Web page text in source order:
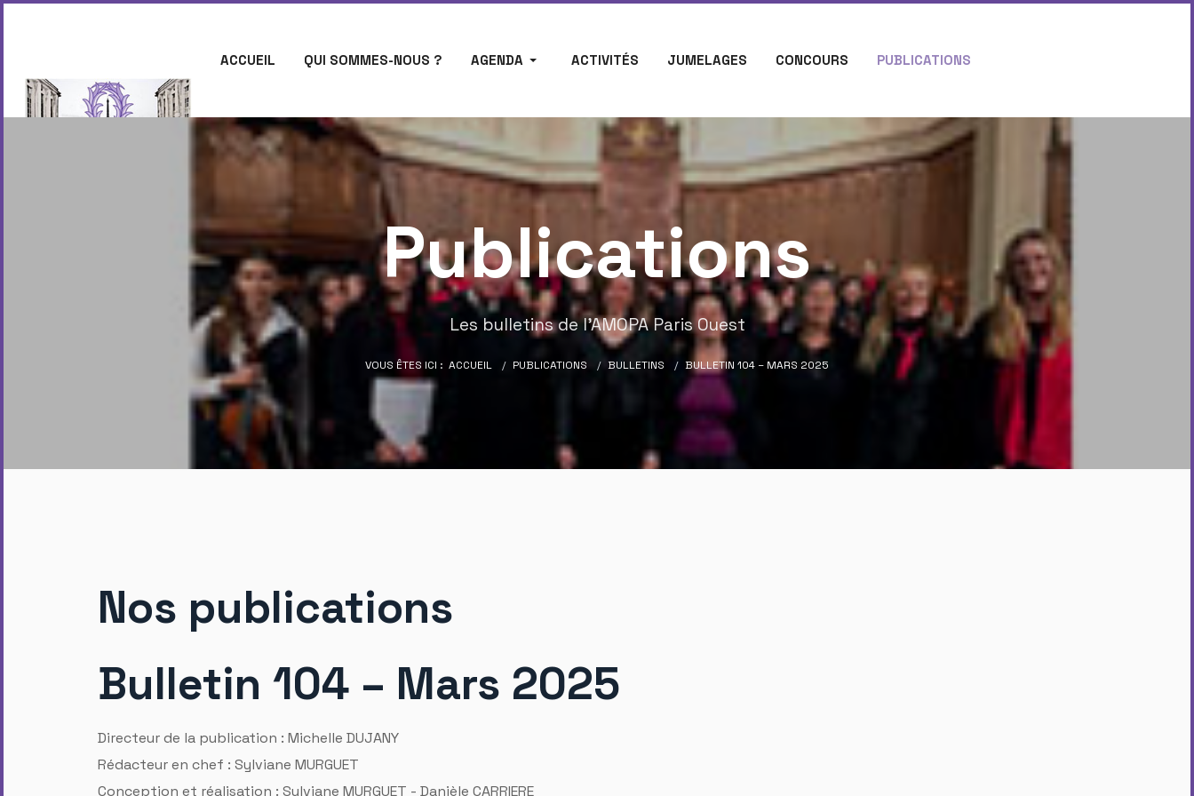
ACCUEIL QUI SOMMES-NOUS ? AGENDA ACTIVITÉS JUMELAGES CONCOURS PUBLICATIONS
Publications
Les bulletins de l'AMOPA Paris Ouest
VOUS ÊTES ICI : ACCUEIL PUBLICATIONS BULLETINS BULLETIN 104 – MARS 2025
Nos publications
Bulletin 104 – Mars 2025
Directeur de la publication : Michelle DUJANY
Rédacteur en chef : Sylviane MURGUET
Conception et réalisation : Sylviane MURGUET - Danièle CARRIERE